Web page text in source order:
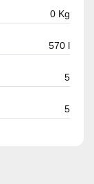
0 Kg
570 l
5
5